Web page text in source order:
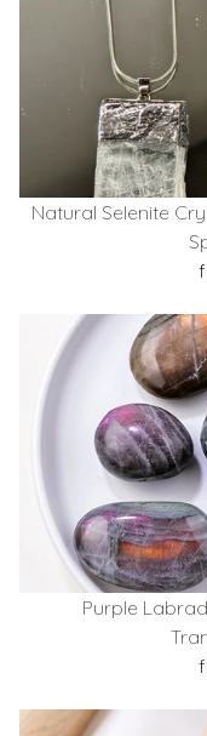
Natural Selenite
Purple